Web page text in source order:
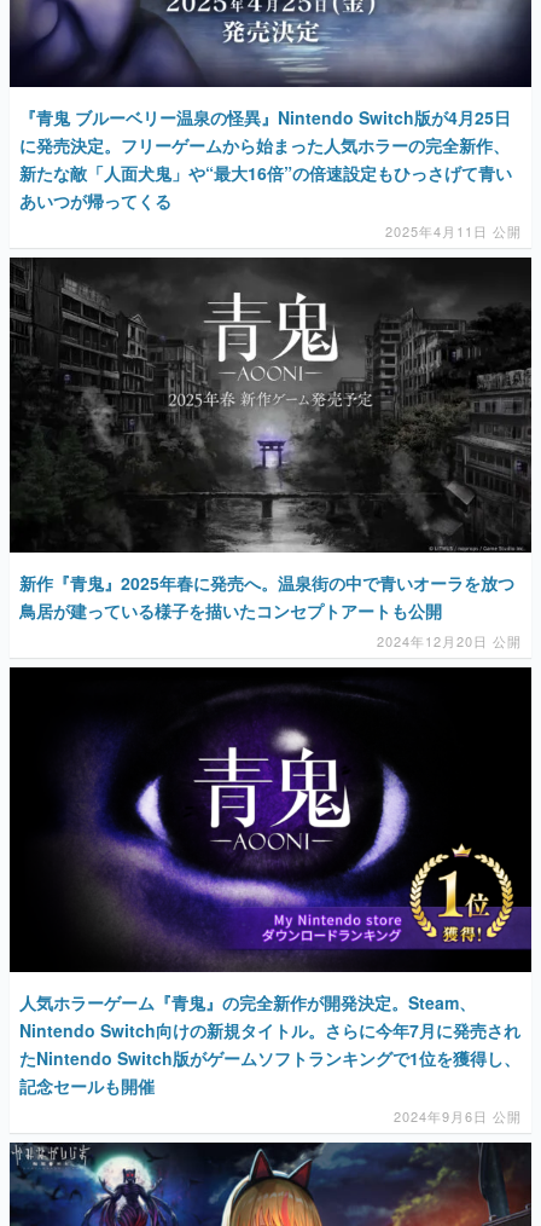
『青鬼 ブルーベリー温泉の怪異』Nintendo Switch版が4月25日
に発売決定。フリーゲームから始まった人気ホラーの完全新作、
新たな敵「人面犬鬼」や“最大16倍”の倍速設定もひっさげて青い
あいつが帰ってくる
2025年4月11日 公開
新作『青鬼』2025年春に発売へ。温泉街の中で青いオーラを放つ
鳥居が建っている様子を描いたコンセプトアートも公開
2024年12月20日 公開
人気ホラーゲーム『青鬼』の完全新作が開発決定。Steam、
Nintendo Switch向けの新規タイトル。さらに今年7月に発売され
たNintendo Switch版がゲームソフトランキングで1位を獲得し、
記念セールも開催
2024年9月6日 公開